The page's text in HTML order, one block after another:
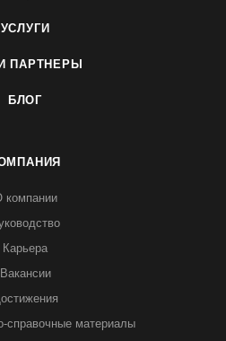
УСЛУГИ
ПАРТНЕРЫ
БЛОГ
компании
Карьера
Вакансии
справочные материалы